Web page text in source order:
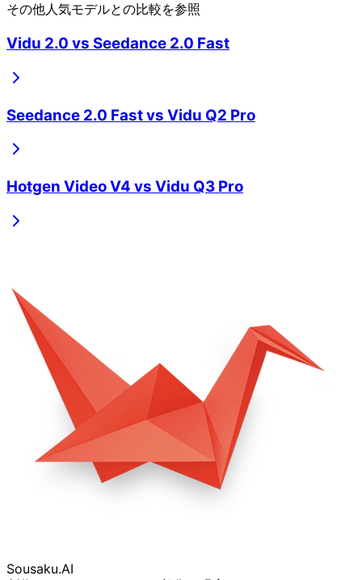
その他人気モデルとの比較を参照
Vidu 2.0 vs Seedance 2.0 Fast
Seedance 2.0 Fastvs Vidu Q2 Pro
Hotgen Video V4 vs Vidu Q3 Pro
Sousaku.AI